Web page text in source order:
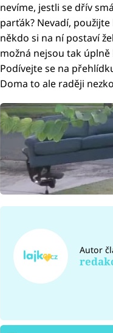
nevíme, jestli se dřív
parťák? Nevadí,
někdo si na ní postaví
možná nejsou tak
Podívejte se na
Doma to ale raději
Autor